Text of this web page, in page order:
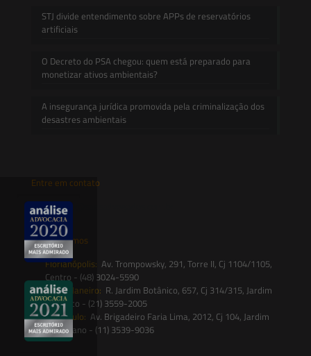
STJ divide entendimento sobre APPs de reservatórios
artificiais
O Decreto do PSA chegou: quem está preparado para
monetizar ativos ambientais?
A insegurança jurídica promovida pela criminalização dos
desastres ambientais
Entre em contato
contato@saesadvogados.com.br
Onde estamos
Florianópolis: Av. Trompowsky, 291, Torre II, Cj 1104/1105,
Centro - (48) 3024-5590
Rio de Janeiro: R. Jardim Botânico, 657, Cj 314/315, Jardim
Botânico - (21) 3559-2005
São Paulo: Av. Brigadeiro Faria Lima, 2012, Cj 104, Jardim
Paulistano - (11) 3539-9036